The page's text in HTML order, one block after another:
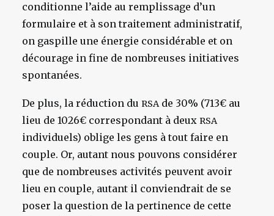
conditionne l’aide au remplissage d’un
formulaire et à son traitement administratif,
on gaspille une énergie considérable et on
décourage in fine de nombreuses initiatives
spontanées.
De plus, la réduction du RSAde 30% (713€ au
lieu de 1026€ correspondant à deux RSA
individuels) oblige les gens à tout faire en
couple. Or, autant nous pouvons considérer
que de nombreuses activités peuvent avoir
lieu en couple, autant il conviendrait de se
poser la question de la pertinence de cette